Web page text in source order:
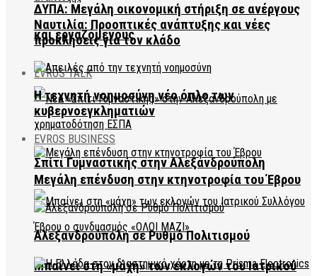
ΔΥΠΑ: Μεγάλη οικονομική στήριξη σε ανέργους
και εργαζόμενους
EVROS TALK
Σπίτι Γυμναστικής στην Αλεξανδρούπολη
Μπαίνει στη «μάχη» των εκλογών του Ιατρικού
Ναυτιλία: Προοπτικές ανάπτυξης και νέες
προκλήσεις για τον κλάδο
Η τεχνητή νοημοσύνη νέο όπλο των
κυβερνοεγκληματιών
EVROS BUSINESS
Μεγάλη επένδυση στην κτηνοτροφία του Έβρου
Αλεξανδρούπολη σε Ρυθμό Πολιτισμού